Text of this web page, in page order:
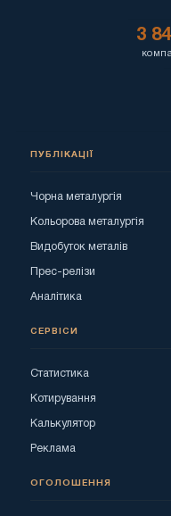
3
ПУБЛІКАЦІЇ
Чорна металургія
Кольорова металургія
Видобуток металів
Прес-релізи
Аналітика
СЕРВІСИ
Статистика
Котирування
Калькулятор
Реклама
ОГОЛОШЕННЯ